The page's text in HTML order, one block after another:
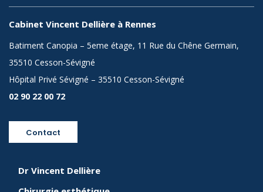
Cabinet Vincent Dellière à Rennes
Batiment Canopia – 5eme étage, 11 Rue du Chêne Germain,
35510 Cesson-Sévigné
Hôpital Privé Sévigné – 35510 Cesson-Sévigné
02 90 22 00 72
Contact
Dr Vincent Dellière